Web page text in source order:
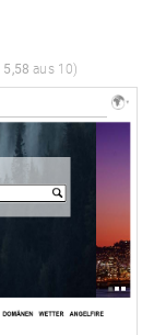
5,58 aus 10)